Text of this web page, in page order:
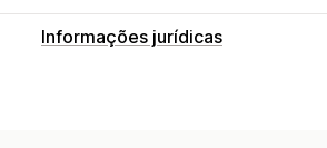
Informações jurídicas